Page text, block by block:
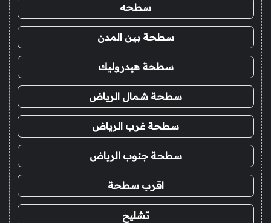
سطحه
سطحة بين المدن
سطحة هيدروليك
سطحة شمال الرياض
سطحة غرب الرياض
سطحة جنوب الرياض
اقرب سطحة
تشليح